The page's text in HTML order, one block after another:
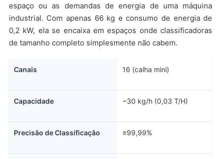
espaço ou as demandas de energia de uma máquina
industrial. Com apenas 66 kg e consumo de energia de
0,2 kW, ela se encaixa em espaços onde classificadoras
de tamanho completo simplesmente não cabem.
Canais 16 (calha mini)
Capacidade ~30 kg/h (0,03 T/H)
Precisão de Classificação ≥99,99%